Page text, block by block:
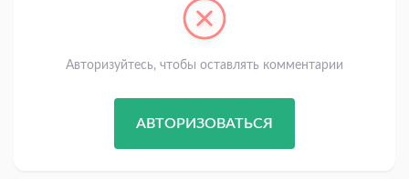
Авторизуйтесь, чтобы оставлять комментарии
АВТОРИЗОВАТЬСЯ